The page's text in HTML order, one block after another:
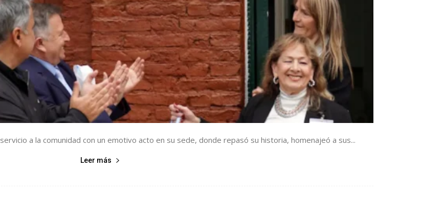
a la comunidad con un emotivo acto en su sede, donde repasó su historia, homenajeó a sus...
Leer más